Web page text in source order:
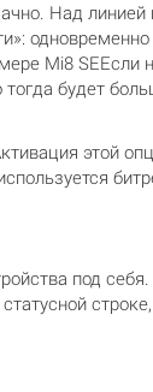
Над линией
Mi8 SEЕсли
будет
этой
под себя.